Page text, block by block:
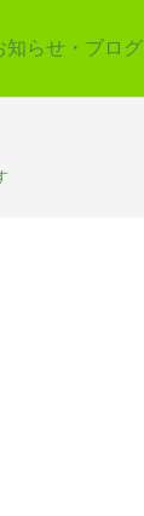
知らせ・ブログ